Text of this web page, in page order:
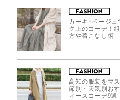
カーキ×ベージュ
ク上のコーデ！
方や着こなし術
高知の服装をマ
節別・天気別お
ィースコーデ9選